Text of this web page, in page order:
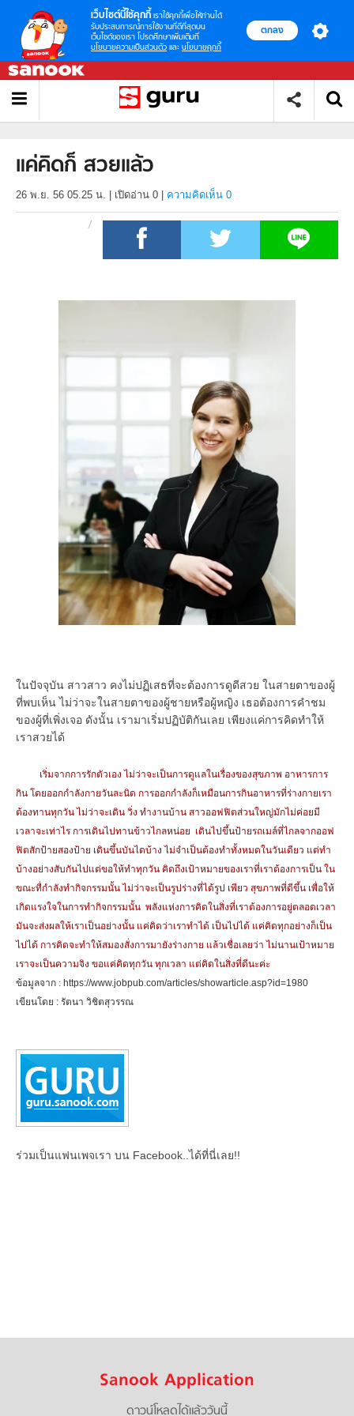
เว็บไซต์นี้ใช้คุกกี้ เราใช้คุกกี้เพื่อให้ท่านได้
รับประสบการณ์การใช้งานที่ดีที่สุดบน
เว็บไซต์ของเรา โปรดศึกษาเพิ่มเติมที่
นโยบายความเป็นส่วนตัว และ นโยบายคุกกี้
ตกลง
แค่คิดก็ สวยแล้ว
26 พ.ย. 56 05.25 น. เปิดอ่าน 0 ความคิดเห็น 0
ในปัจจุบัน สาวสาว คงไม่ปฏิเสธที่จะต้องการดูดีสวย ในสายตาของผู้
ที่พบเห็น ไม่ว่าจะในสายตาของผู้ชายหรือผู้หญิง เธอต้องการคำชม
ของผู้ที่เพิ่งเจอ ดังนั้น เรามาเริ่มปฏิบัติกันเลย เพียงแค่การคิดทำให้
เราสวยได้
เริ่มจากการรักตัวเอง ไม่ว่าจะเป็นการดูแลในเรื่องของสุขภาพ อาหารการ
กิน โดยออกกำลังกายวันละนิด การออกกำลังก็เหมือนการกินอาหารที่ร่างกายเรา
ต้องทานทุกวัน ไม่ว่าจะเดิน วิ่ง ทำงานบ้าน สาวออฟฟิตส่วนใหญ่มักไม่ค่อยมี
เวลาจะเท่าไร การเดินไปทานข้าวไกลหน่อย เดินไปขึ้นป้ายรถเมล์ที่ไกลจากออฟ
ฟิตสักป้ายสองป้าย เดินขึ้นบันไดบ้าง ไม่จำเป็นต้องทำทั้งหมดในวันเดียว แต่ทำ
บ้างอย่างสับกันไปแต่ขอให้ทำทุกวัน คิดถึงเป้าหมายของเราที่เราต้องการเป็น ใน
ขณะทื่กำลังทำกิจกรรมนั้น ไม่ว่าจะเป็นรูปร่างที่ได้รูป เพียว สุขภาพที่ดีขึ้น เพื่อให้
เกิดแรงใจในการทำกิจกรรมนั้น พลังแห่งการคิดในสิ่งที่เราต้องการอยู่ตลอดเวลา
มันจะส่งผลให้เราเป็นอย่างนั้น แค่คิดว่าเราทำได้ เป็นไปได้ แค่คิดทุกอย่างก็เป็น
ไปได้ การคิดจะทำให้สมองสั่งการมายังร่างกาย แล้วเชื่อเลยว่า ไม่นานเป้าหมาย
เราจะเป็นความจิง ขอแค่คิดทุกวัน ทุกเวลา แต่คิดในสิ่งที่ดีนะค่ะ
ข้อมูลจาก : https://www.jobpub.com/articles/showarticle.asp?id=1980
เขียนโดย : รัตนา วิชิตสุวรรณ
ร่วมเป็นแฟนเพจเรา บน Facebook..ได้ที่นี่เลย!!
Sanook Application
ดาวน์โหลดได้แล้ววันนี้